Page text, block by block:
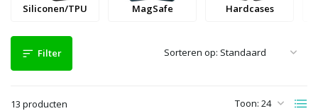
Siliconen/TPU MagSafe Hardcases
Filter
13 producten Toon:
Sorteren op: